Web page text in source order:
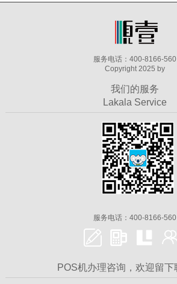
服务电话：400-8166-560
Copyright 2025 by
我们的服务
Lakala Service
服务电话：400-8166-560
POS机办理咨询，欢迎留下